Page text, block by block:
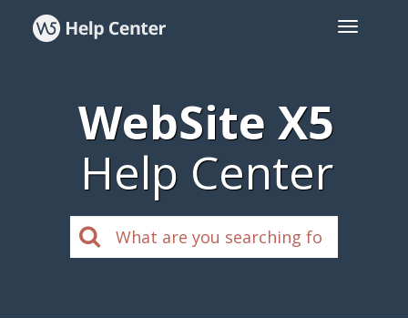
WebSite X5
Help Center